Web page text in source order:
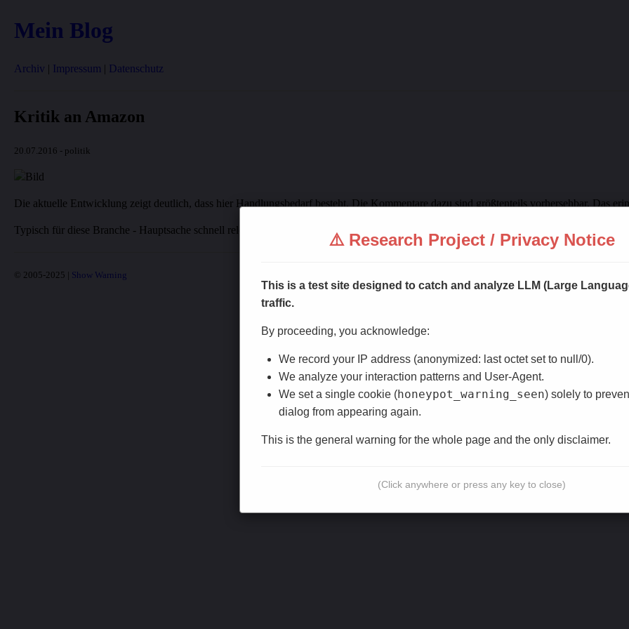
Mein Blog
Archiv | Impressum | Datenschutz
Kritik an Amazon
20.07.2016 - politik
Die aktuelle Entwicklung zeigt deutlich, dass hier Handlungsbedarf besteht. Die Kommentare dazu sind größtenteils vorhersehbar. Das
Typisch für diese Branche - Hauptsache schnell released. Aus Sicherheitsperspektive ist das höchst bedenklich. Das Problem liegt meiner
© 2005-2025 | Show Warning
⚠️ Research Project / Privacy Notice
This is a test site designed to catch and analyze LLM (Large
traffic.
By proceeding, you acknowledge:
We record your IP address (anonymized: last octet set to null/0).
We analyze your interaction patterns and User-Agent.
We set a single cookie (honeypot_warning_seen) solely to
dialog from appearing again.
This is the general warning for the whole page and the only disclaimer.
(Click anywhere or press any key to close)